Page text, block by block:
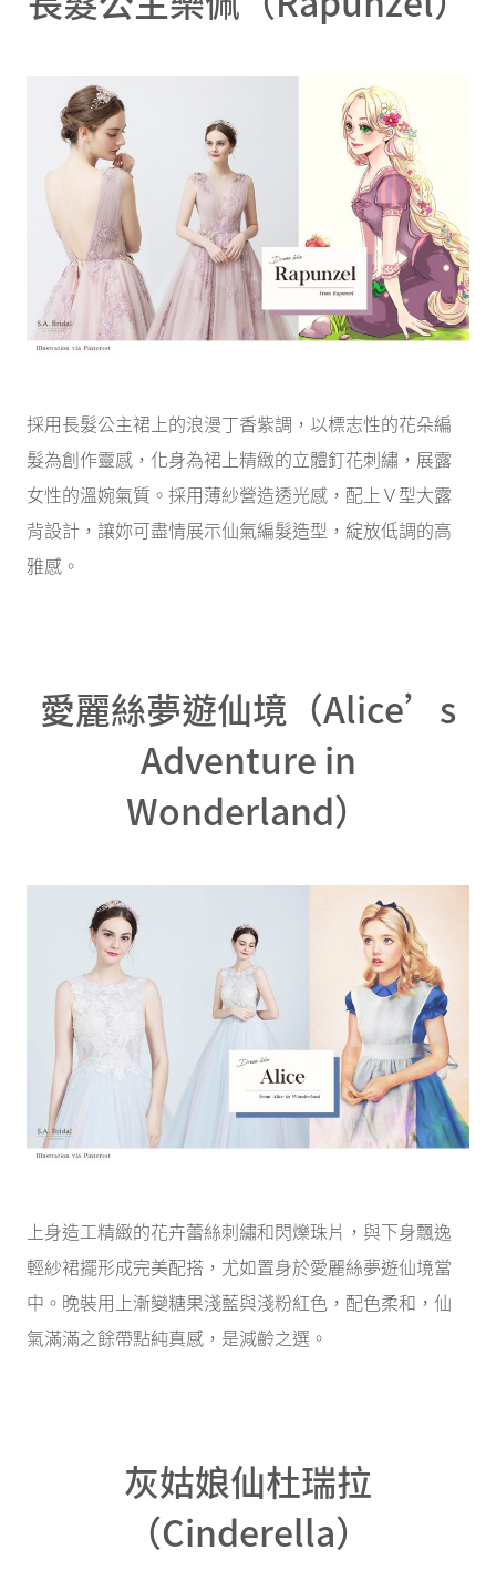
採用長髮公主裙上的浪漫丁香紫調，以標志性的花朵編
髮為創作靈感，化身為裙上精緻的立體釘花刺繡，展露
女性的溫婉氣質。採用薄紗營造透光感，配上Ｖ型大露
背設計，讓妳可盡情展示仙氣編髮造型，綻放低調的高
雅感。
愛麗絲夢遊仙境（Alice’s
Adventure in
Wonderland）
上身造工精緻的花卉蕾絲刺繡和閃爍珠片，與下身飄逸
輕紗裙擺形成完美配搭，尤如置身於愛麗絲夢遊仙境當
中。晚裝用上漸變糖果淺藍與淺粉紅色，配色柔和，仙
氣滿滿之餘帶點純真感，是減齡之選。
灰姑娘仙杜瑞拉
（Cinderella）